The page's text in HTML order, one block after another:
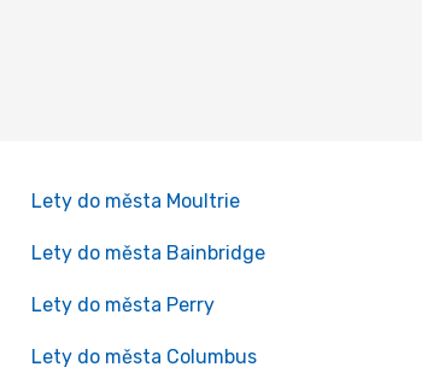
Lety do města Moultrie
Lety do města Bainbridge
Lety do města Perry
Lety do města Columbus